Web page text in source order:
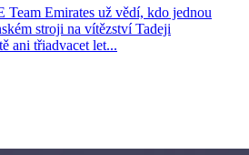
Emirates už vědí, kdo jednou
stroji na vítězství Tadeji
ani třiadvacet let...